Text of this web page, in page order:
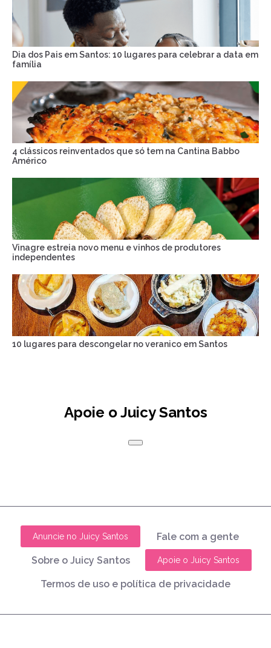
Dia dos Pais em Santos: 10 lugares para celebrar a data em
família
4 clássicos reinventados que só tem na Cantina Babbo
Américo
Vinagre estreia novo menu e vinhos de produtores
independentes
10 lugares para descongelar no veranico em Santos
Apoie o Juicy Santos
Anuncie no Juicy Santos Fale com a gente
Sobre o Juicy Santos Apoie o Juicy Santos
Termos de uso e política de privacidade